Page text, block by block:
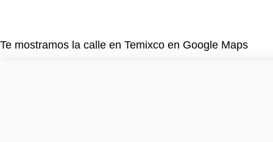
Te mostramos la calle en Temixco en Google Maps